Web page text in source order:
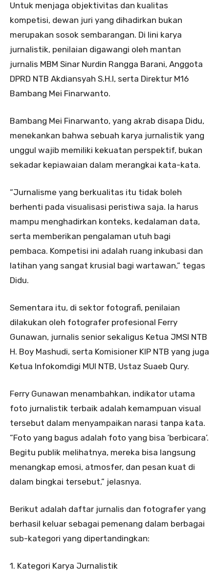
Untuk menjaga objektivitas dan kualitas
kompetisi, dewan juri yang dihadirkan bukan
merupakan sosok sembarangan. Di lini karya
jurnalistik, penilaian digawangi oleh mantan
jurnalis MBM Sinar Nurdin Rangga Barani, Anggota
DPRD NTB Akdiansyah S.H.I, serta Direktur M16
Bambang Mei Finarwanto.
Bambang Mei Finarwanto, yang akrab disapa Didu,
menekankan bahwa sebuah karya jurnalistik yang
unggul wajib memiliki kekuatan perspektif, bukan
sekadar kepiawaian dalam merangkai kata-kata.
“Jurnalisme yang berkualitas itu tidak boleh
berhenti pada visualisasi peristiwa saja. Ia harus
mampu menghadirkan konteks, kedalaman data,
serta memberikan pengalaman utuh bagi
pembaca. Kompetisi ini adalah ruang inkubasi dan
latihan yang sangat krusial bagi wartawan,” tegas
Didu.
Sementara itu, di sektor fotografi, penilaian
dilakukan oleh fotografer profesional Ferry
Gunawan, jurnalis senior sekaligus Ketua JMSI NTB
H. Boy Mashudi, serta Komisioner KIP NTB yang juga
Ketua Infokomdigi MUI NTB, Ustaz Suaeb Qury.
Ferry Gunawan menambahkan, indikator utama
foto jurnalistik terbaik adalah kemampuan visual
tersebut dalam menyampaikan narasi tanpa kata.
“Foto yang bagus adalah foto yang bisa ‘berbicara’.
Begitu publik melihatnya, mereka bisa langsung
menangkap emosi, atmosfer, dan pesan kuat di
dalam bingkai tersebut,” jelasnya.
Berikut adalah daftar jurnalis dan fotografer yang
berhasil keluar sebagai pemenang dalam berbagai
sub-kategori yang dipertandingkan:
1. Kategori Karya Jurnalistik